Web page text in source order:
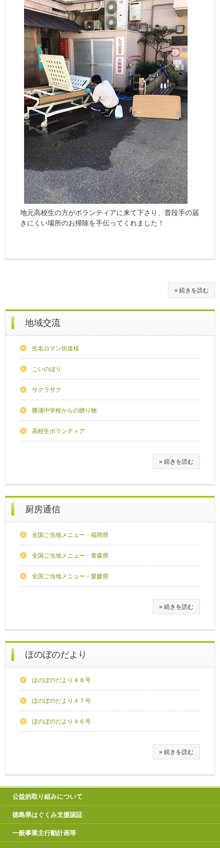
地元高校生の方がボランティアに来て下さり、普段手の届
きにくい場所のお掃除を手伝ってくれました！
» 続きを読む
地域交流
生名ロマン街道桜
こいのぼり
サクラサク
勝浦中学校からの贈り物
高校生ボランティア
» 続きを読む
厨房通信
全国ご当地メニュー・福岡県
全国ご当地メニュー・青森県
全国ご当地メニュー・愛媛県
» 続きを読む
ほのぼのだより
ほのぼのだより４８号
ほのぼのだより４７号
ほのぼのだより４６号
» 続きを読む
公益的取り組みについて
徳島県はぐくみ支援認証
一般事業主行動計画等